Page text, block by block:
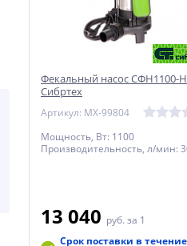
Фекальный насос СФН1100-Н
Сибртех
Артикул: MX-99804
Мощность, Вт: 1100
Производительность, л/мин:
13 040 руб. за 1
Срок поставки в течение